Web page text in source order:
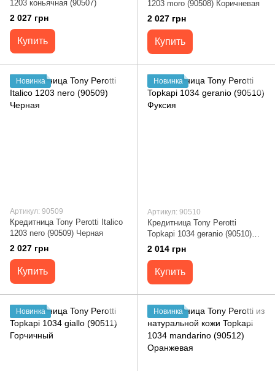
1203 коньячная (90507)
2 027 грн
Купить
1203 moro (90508) Коричневая
2 027 грн
Купить
Новинка
Артикул: 90509
Кредитница Tony Perotti Italico
1203 nero (90509) Черная
2 027 грн
Купить
Новинка
Артикул: 90510
Кредитница Tony Perotti
Topkapi 1034 geranio (90510)
Фуксия
2 014 грн
Купить
Новинка Новинка